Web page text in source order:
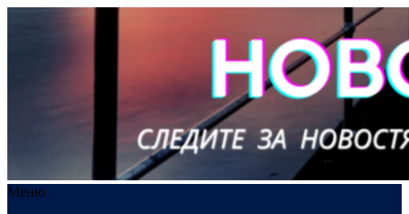
Меню